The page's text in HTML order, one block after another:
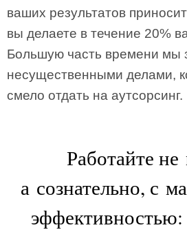
ваших результатов
вы делаете в течение 20%
Большую часть времени мы
несущественными делами,
смело отдать на аутсорсинг.
Работайте
а сознательно, с
эффективностью: